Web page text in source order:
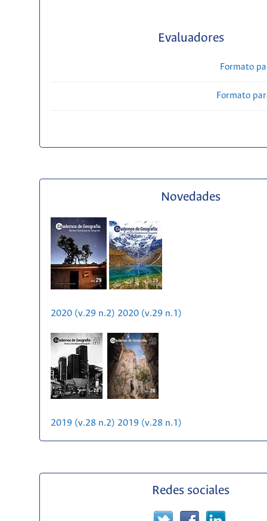
Evaluadores
Formato
Formato
Novedades
2020 (v.29 n.2) 2020 (v.29 n.1)
2019 (v.28 n.2) 2019 (v.28 n.1)
Redes sociales